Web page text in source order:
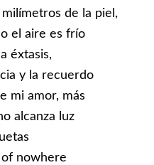
de la piel,
el aire es frío
éxtasis,
y la recuerdo
mi amor, más
alcanza luz
of nowhere